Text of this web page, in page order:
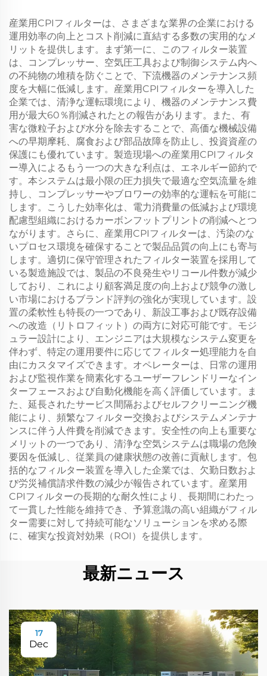
産業用CPIフィルターは、さまざまな業界の企業における
運用効率の向上とコスト削減に直結する多数の実用的なメ
リットを提供します。まず第一に、このフィルター装置
は、コンプレッサー、空気圧工具および制御システム内へ
の不純物の堆積を防ぐことで、下流機器のメンテナンス頻
度を大幅に低減します。産業用CPIフィルターを導入した
企業では、清浄な運転環境により、機器のメンテナンス費
用が最大60％削減されたとの報告があります。また、有
害な微粒子および水分を除去することで、高価な機械設備
への早期摩耗、腐食および部品故障を防止し、投資資産の
保護にも優れています。製造現場への産業用CPIフィルタ
ー導入によるもう一つの大きな利点は、エネルギー節約で
す。本システムは最小限の圧力損失で最適な空気流量を維
持し、コンプレッサーやブロワーの効率的な運転を可能に
します。こうした効率化は、電力消費量の低減および環境
配慮型組織におけるカーボンフットプリントの削減へとつ
ながります。さらに、産業用CPIフィルターは、汚染のな
いプロセス環境を確保することで製品品質の向上にも寄与
します。適切に保守管理されたフィルター装置を採用して
いる製造施設では、製品の不良発生やリコール件数が減少
しており、これにより顧客満足度の向上および競争の激し
い市場におけるブランド評判の強化が実現しています。設
置の柔軟性も特長の一つであり、新設工事および既存設備
への改造（リトロフィット）の両方に対応可能です。モジ
ュラー設計により、エンジニアは大規模なシステム変更を
伴わず、特定の運用要件に応じてフィルター処理能力を自
由にカスタマイズできます。オペレーターは、日常の運用
および監視作業を簡素化するユーザーフレンドリーなイン
ターフェースおよび自動化機能を高く評価しています。ま
た、延長されたサービス間隔およびセルフクリーニング機
能により、頻繁なフィルター交換およびシステムメンテナ
ンスに伴う人件費を削減できます。安全性の向上も重要な
メリットの一つであり、清浄な空気システムは職場の危険
要因を低減し、従業員の健康状態の改善に貢献します。包
括的なフィルター装置を導入した企業では、欠勤日数およ
び労災補償請求件数の減少が報告されています。産業用
CPIフィルターの長期的な耐久性により、長期間にわたっ
て一貫した性能を維持でき、予算意識の高い組織がフィル
ター需要に対して持続可能なソリューションを求める際
に、確実な投資対効果（ROI）を提供します。
最新ニュース
17
Dec